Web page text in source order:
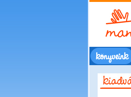
könyveink